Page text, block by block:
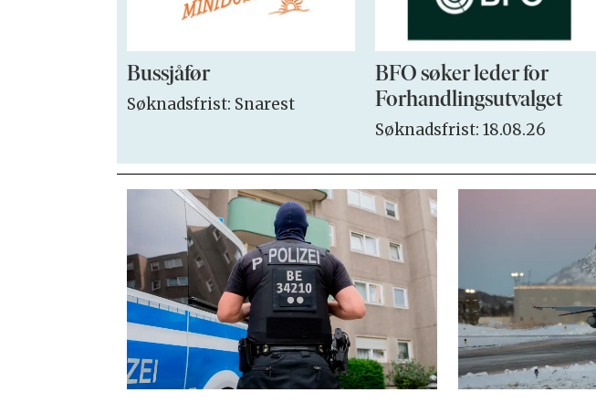
Bussjåfør
Søknadsfrist: Snarest
BFO søker leder for
Forhandlingsutvalget
Søknadsfrist: 18.08.26